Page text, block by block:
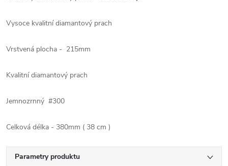
Vysoce kvalitní diamantový prach
Vrstvená plocha - 215mm
Kvalitní diamantový prach
Jemnozrnný #300
Celková délka - 380mm ( 38 cm )
Parametry produktu